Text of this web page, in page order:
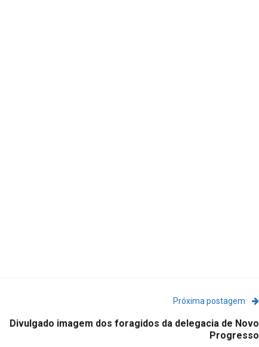
Próxima postagem
Divulgado imagem dos foragidos da delegacia de Novo
Progresso